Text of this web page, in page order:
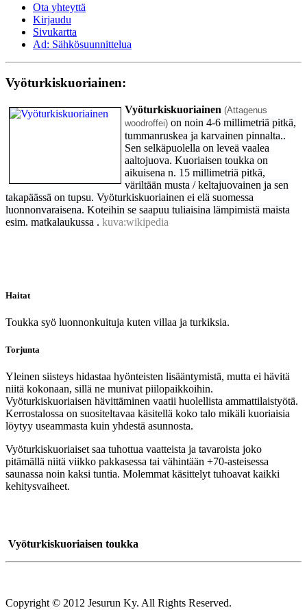
Ota yhteyttä
Kirjaudu
Sivukartta
Ad: Sähkösuunnittelua
Vyöturkiskuoriainen:
Vyöturkiskuoriainen (Attagenus
woodroffei) on noin 4-6 millimetriä pitkä,
tummanruskea ja karvainen pinnalta..
Sen selkäpuolella on leveä vaalea
aaltojuova. Kuoriaisen toukka on
aikuisena n. 15 millimetriä pitkä,
väriltään musta / keltajuovainen ja sen
takapäässä on tupsu. Vyöturkiskuoriainen ei elä suomessa
luonnonvaraisena. Koteihin se saapuu tuliaisina lämpimistä maista
esim. matkalaukussa . kuva:wikipedia
Haitat
Toukka syö luonnonkuituja kuten villaa ja turkiksia.
Torjunta
Yleinen siisteys hidastaa hyönteisten lisääntymistä, mutta ei hävitä
niitä kokonaan, sillä ne munivat piilopaikkoihin.
Vyöturkiskuoriaisen hävittäminen vaatii huolellista ammattilaistyötä.
Kerrostalossa on suositeltavaa käsitellä koko talo mikäli kuoriaisia
löytyy useammasta kuin yhdestä asunnosta.
Vyöturkiskuoriaiset saa tuhottua vaatteista ja tavaroista joko
pitämällä niitä viikko pakkasessa tai vähintään +70-asteisessa
saunassa noin kaksi tuntia. Molemmat käsittelyt tuhoavat kaikki
kehitysvaiheet.
Vyöturkiskuoriaisen toukka
Copyright © 2012 Jesurun Ky. All Rights Reserved.